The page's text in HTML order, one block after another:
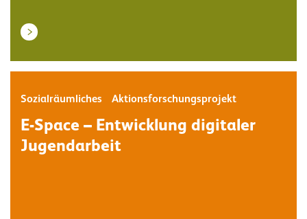
Sozialräumliches Aktionsforschungsprojekt
E-Space – Entwicklung digitaler
Jugendarbeit